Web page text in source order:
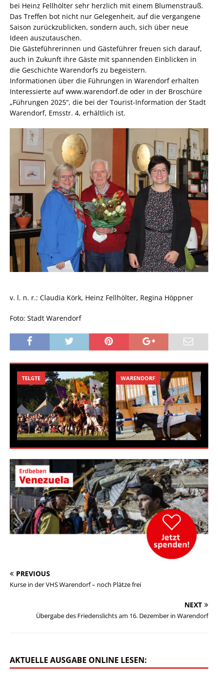
bei Heinz Fellhölter sehr herzlich mit einem Blumenstrauß.
Das Treffen bot nicht nur Gelegenheit, auf die vergangene
Saison zurückzublicken, sondern auch, sich über neue
Ideen auszutauschen.
Die Gästeführerinnen und Gästeführer freuen sich darauf,
auch in Zukunft ihre Gäste mit spannenden Einblicken in
die Geschichte Warendorfs zu begeistern.
Informationen über die Führungen in Warendorf erhalten
Interessierte auf www.warendorf.de oder in der Broschüre
„Führungen 2025“, die bei der Tourist-Information der Stadt
Warendorf, Emsstr. 4, erhältlich ist.
v. l. n. r.: Claudia Körk, Heinz Fellhölter, Regina Höppner
Foto: Stadt Warendorf
TELGTE WARENDORF
PREVIOUS
Kurse in der VHS Warendorf – noch Plätze frei
NEXT
Übergabe des Friedenslichts am 16. Dezember in Warendorf
AKTUELLE AUSGABE ONLINE LESEN: